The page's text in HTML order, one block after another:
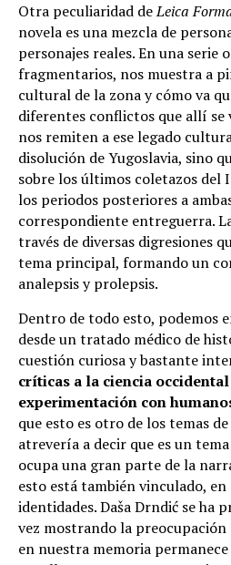
Otra peculiaridad deLeica
novela es una mezcla de
personajes reales. En una serie
fragmentarios, nos muestra a
cultural de la zona y cómo va
diferentes conflictos que allí se
nos remiten a ese legado
disolución de Yugoslavia, sino
sobre los últimos coletazos del
los periodos posteriores a
correspondiente entreguerra.
través de diversas digresiones
tema principal, formando un
analepsis y prolepsis.
Dentro de todo esto, podemos
desde un tratado médico de
cuestión curiosa y bastante
críticas a la ciencia
experimentación con
que esto es otro de los temas
atrevería a decir que es un
ocupa una gran parte de la
esto está también vinculado,
identidades. Daša Drndić se ha
vez mostrando la preocupación
en nuestra memoria